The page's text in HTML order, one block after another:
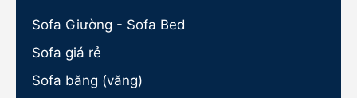
Sofa Giường - Sofa Bed
Sofa giá rẻ
Sofa băng (văng)